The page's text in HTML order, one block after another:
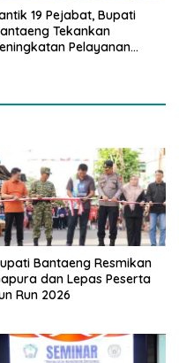
19 Pejabat, Bupati
Tekankan
Pelayanan
Bantaeng Resmikan
dan Lepas Peserta
Run 2026